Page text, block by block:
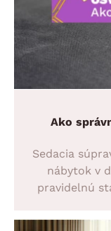
Ako
Sedacia
nábytok v
pravidelnú
odstrániť